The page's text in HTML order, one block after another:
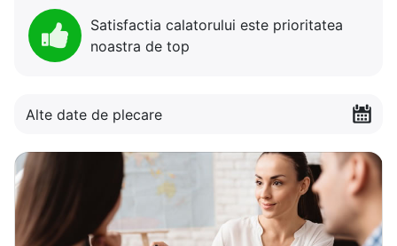
Satisfactia calatorului este prioritatea
noastra de top
Alte date de plecare